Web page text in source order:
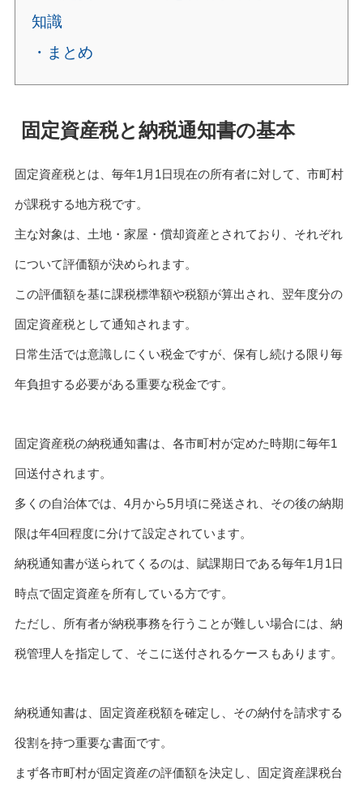
知識
・まとめ
固定資産税と納税通知書の基本
固定資産税とは、毎年1月1日現在の所有者に対して、市町村
が課税する地方税です。
主な対象は、土地・家屋・償却資産とされており、それぞれ
について評価額が決められます。
この評価額を基に課税標準額や税額が算出され、翌年度分の
固定資産税として通知されます。
日常生活では意識しにくい税金ですが、保有し続ける限り毎
年負担する必要がある重要な税金です。
固定資産税の納税通知書は、各市町村が定めた時期に毎年1
回送付されます。
多くの自治体では、4月から5月頃に発送され、その後の納期
限は年4回程度に分けて設定されています。
納税通知書が送られてくるのは、賦課期日である毎年1月1日
時点で固定資産を所有している方です。
ただし、所有者が納税事務を行うことが難しい場合には、納
税管理人を指定して、そこに送付されるケースもあります。
納税通知書は、固定資産税額を確定し、その納付を請求する
役割を持つ重要な書面です。
まず各市町村が固定資産の評価額を決定し、固定資産課税台